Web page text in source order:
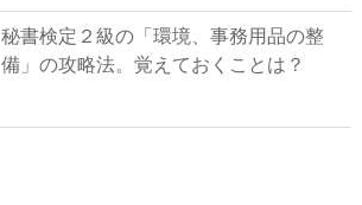
秘書検定２級の「環境、事務用品の整
備」の攻略法。覚えておくことは？